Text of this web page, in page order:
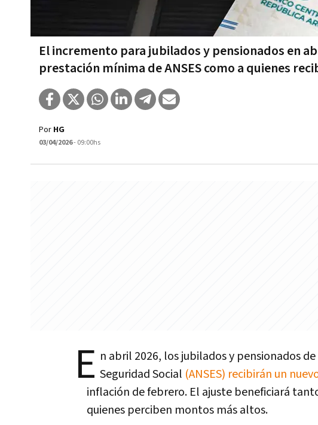
El incremento para jubilados y pensionados en
prestación mínima de ANSES como a quienes
Por HG
03/04/2026- 09:00hs
E n abril 2026, los jubilados y pensionados
Seguridad Social (ANSES) recibirán un
inflación de febrero. El ajuste beneficiará
quienes perciben montos más altos.